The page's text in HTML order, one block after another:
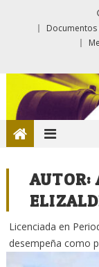
Documentos
AUTOR:
Licenciada en
desempeña como